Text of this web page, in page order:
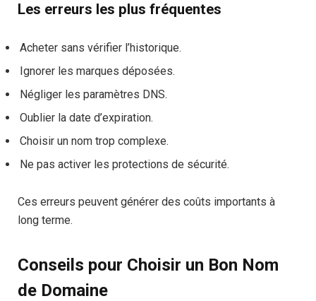
Les erreurs les plus fréquentes
Acheter sans vérifier l’historique.
Ignorer les marques déposées.
Négliger les paramètres DNS.
Oublier la date d’expiration.
Choisir un nom trop complexe.
Ne pas activer les protections de sécurité.
Ces erreurs peuvent générer des coûts importants à
long terme.
Conseils pour Choisir un Bon Nom
de Domaine